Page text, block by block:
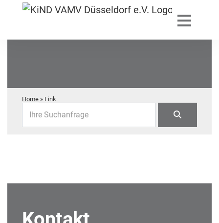
Home » Link
Ihre Suchanfrage